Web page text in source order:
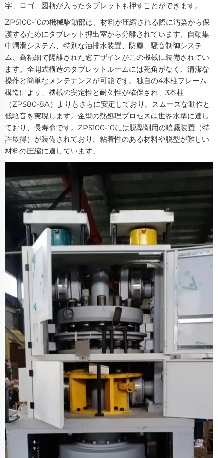
字、ロゴ、図柄が入ったタブレットも押すことができます。
ZPS100-10の機械駆動部は、材料が圧縮される際に汚染から保
護するためにタブレット押出室から分離されています。自動集
中潤滑システム、特別な油排水装置、防塵、騒音制御システ
ム、高精細で隔離された窓デザインがこの機械に装備されてい
ます。全開式構造のタブレットルームには死角がなく、清潔な
操作と簡単なメンテナンスが可能です。独自の4本柱フレーム
構造により、機械の安定性と耐久性が確保され、3本柱
（ZPS80-8A）よりもさらに安定しており、スムーズな動作と
低騒音を実現します。金型の熱処理プロセスは世界水準に達し
ており、長寿命です。ZPS100-10には脱型剤用の噴霧装置（特
許取得）が装備されており、粘着性のある材料や脱型が難しい
材料の圧縮に適しています。